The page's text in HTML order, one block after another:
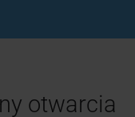
otwarcia